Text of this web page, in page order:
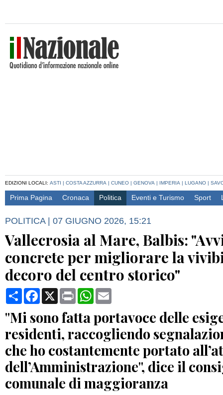
EDIZIONI LOCALI: ASTI | COSTA AZZURRA | CUNEO | GENOVA | IMPERIA | LUGANO |
Prima Pagina Cronaca Politica Eventi e Turismo Sport
POLITICA| 07 GIUGNO 2026, 15:21
Vallecrosia al Mare, Balbis:
concrete per migliorare la
decoro del centro storico"
CondividiFacebook
X Print WhatsApp
"Mi sono fatta portavoce delle
residenti, raccogliendo
che ho costantemente portato
dell’Amministrazione", dice il
comunale di maggioranza